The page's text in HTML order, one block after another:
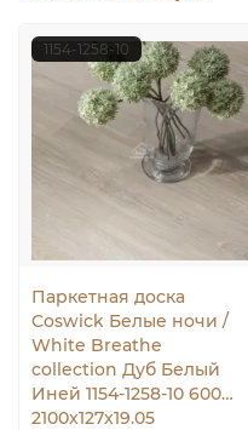
1154-1258-10
Паркетная доска
Coswick Белые ночи /
White Breathe
collection Дуб Белый
Иней 1154-1258-10 600…
2100x127x19.05